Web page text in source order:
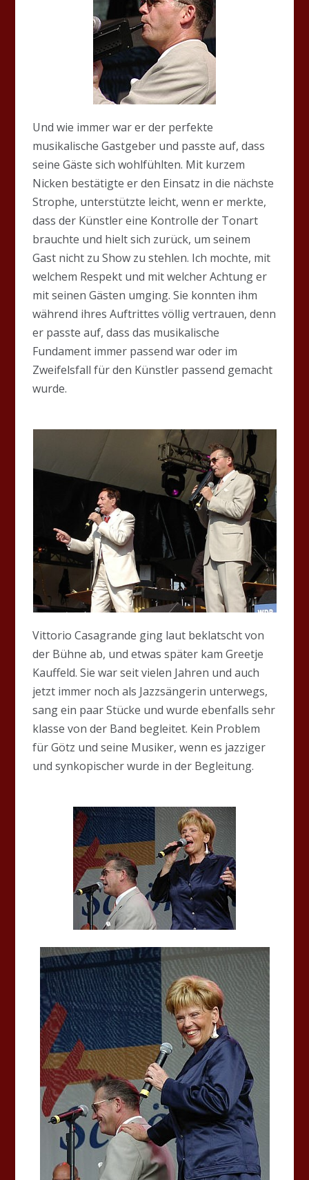
Und wie immer war er der perfekte
musikalische Gastgeber und passte auf, dass
seine Gäste sich wohlfühlten. Mit kurzem
Nicken bestätigte er den Einsatz in die nächste
Strophe, unterstützte leicht, wenn er merkte,
dass der Künstler eine Kontrolle der Tonart
brauchte und hielt sich zurück, um seinem
Gast nicht zu Show zu stehlen. Ich mochte, mit
welchem Respekt und mit welcher Achtung er
mit seinen Gästen umging. Sie konnten ihm
während ihres Auftrittes völlig vertrauen, denn
er passte auf, dass das musikalische
Fundament immer passend war oder im
Zweifelsfall für den Künstler passend gemacht
wurde.
Vittorio Casagrande ging laut beklatscht von
der Bühne ab, und etwas später kam Greetje
Kauffeld. Sie war seit vielen Jahren und auch
jetzt immer noch als Jazzsängerin unterwegs,
sang ein paar Stücke und wurde ebenfalls sehr
klasse von der Band begleitet. Kein Problem
für Götz und seine Musiker, wenn es jazziger
und synkopischer wurde in der Begleitung.